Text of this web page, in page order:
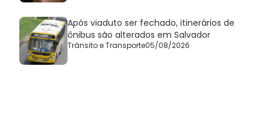
Após viaduto ser fechado, itinerários de
ônibus são alterados em Salvador
Trânsito e Transporte05/08/2026